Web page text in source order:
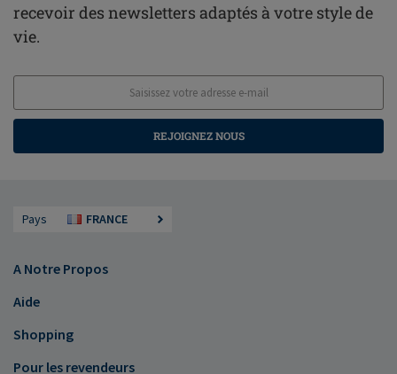
recevoir des newsletters adaptés à votre style de
vie.
REJOIGNEZ NOUS
Pays FRANCE
A Notre Propos
Aide
Shopping
Pour les revendeurs